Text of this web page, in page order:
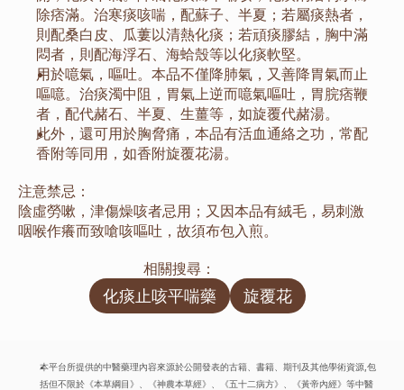
除痞滿。治寒痰咳喘，配蘇子、半夏；若屬痰熱者，
則配桑白皮、瓜蔞以清熱化痰；若頑痰膠結，胸中滿
悶者，則配海浮石、海蛤殼等以化痰軟堅。
用於噫氣，嘔吐。本品不僅降肺氣，又善降胃氣而止
嘔噫。治痰濁中阻，胃氣上逆而噫氣嘔吐，胃脘痞鞭
者，配代赭石、半夏、生薑等，如旋覆代赭湯。
此外，還可用於胸脅痛，本品有活血通絡之功，常配
香附等同用，如香附旋覆花湯。
注意禁忌：
陰虛勞嗽，津傷燥咳者忌用；又因本品有絨毛，易刺激
咽喉作癢而致嗆咳嘔吐，故須布包入煎。
相關搜尋：
化痰止咳平喘藥 旋覆花
本平台所提供的中醫藥理內容來源於公開發表的古籍、書籍、期刊及其他學術資源,包
括但不限於《本草綱目》、《神農本草經》、《五十二病方》、《黃帝內經》等中醫